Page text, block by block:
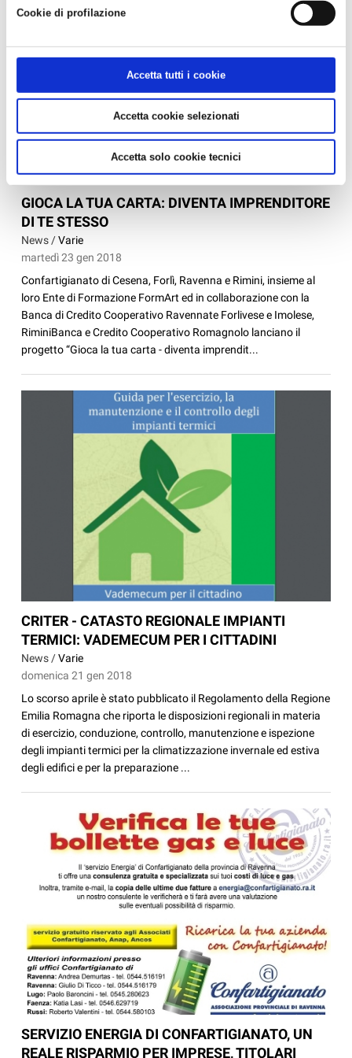
Cookie di profilazione
Accetta tutti i cookie
Accetta cookie selezionati
Accetta solo cookie tecnici
GIOCA LA TUA CARTA: DIVENTA IMPRENDITORE
DI TE STESSO
News /Varie
martedì 23 gen 2018
Confartigianato di Cesena, Forlì, Ravenna e Rimini, insieme al
loro Ente di Formazione FormArt ed in collaborazione con la
Banca di Credito Cooperativo Ravennate Forlivese e Imolese,
RiminiBanca e Credito Cooperativo Romagnolo lanciano il
progetto “Gioca la tua carta - diventa imprendit...
CRITER - CATASTO REGIONALE IMPIANTI
TERMICI: VADEMECUM PER I CITTADINI
News /Varie
domenica 21 gen 2018
Lo scorso aprile è stato pubblicato il Regolamento della Regione
Emilia Romagna che riporta le disposizioni regionali in materia
di esercizio, conduzione, controllo, manutenzione e ispezione
degli impianti termici per la climatizzazione invernale ed estiva
degli edifici e per la preparazione ...
SERVIZIO ENERGIA DI CONFARTIGIANATO, UN
REALE RISPARMIO PER IMPRESE, TITOLARI